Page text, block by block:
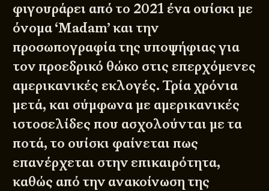
φιγουράρει από το 2021 ένα ουίσκι με
όνομα ‘Madam’ και την
προσωπογραφία της υποψήφιας για
τον προεδρικό θώκο στις επερχόμενες
αμερικανικές εκλογές. Τρία χρόνια
μετά, και σύμφωνα με αμερικανικές
ιστοσελίδες που ασχολούνται με τα
ποτά, το ουίσκι φαίνεται πως
επανέρχεται στην επικαιρότητα,
καθώς από την ανακοίνωση της